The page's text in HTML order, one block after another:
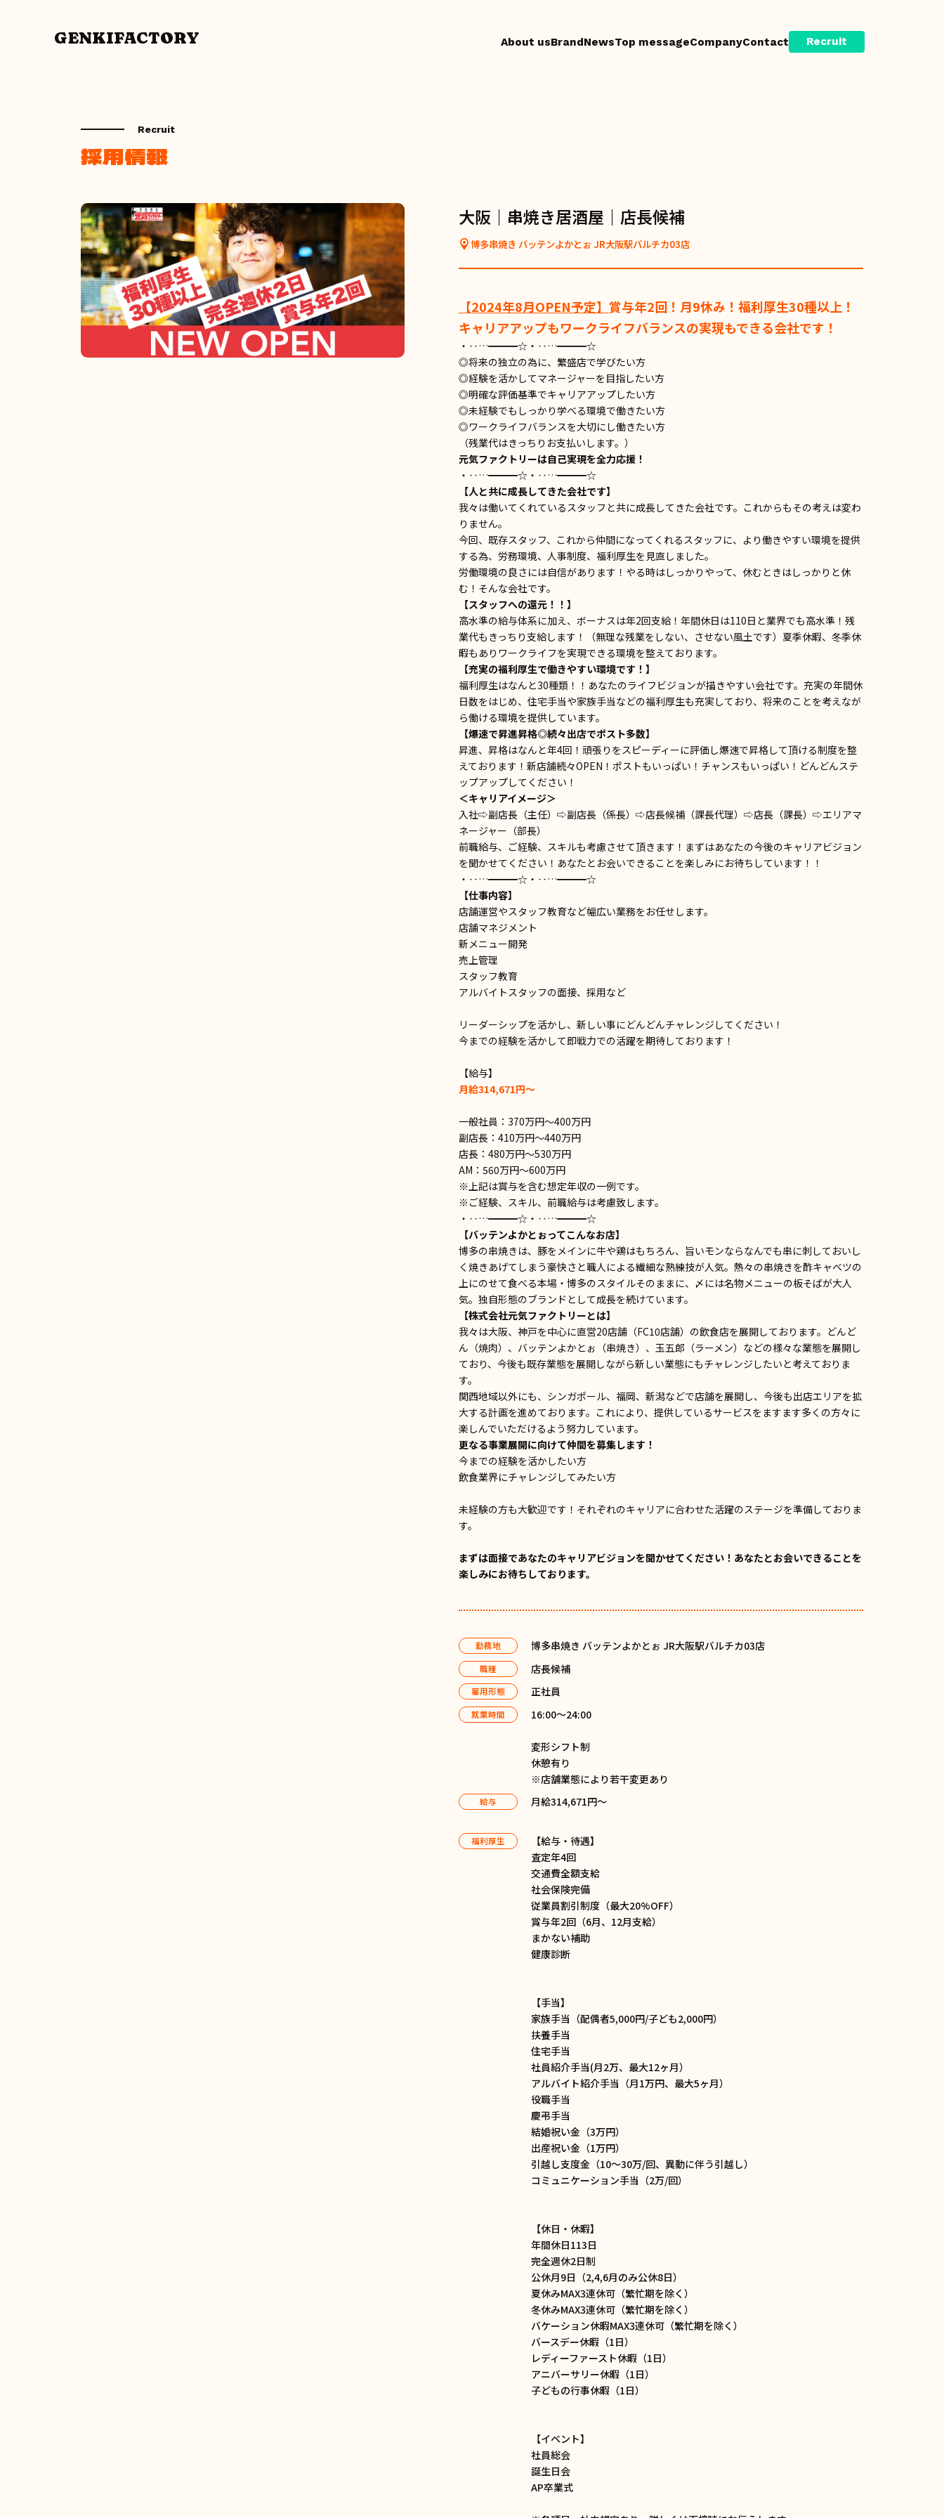
GENKIFACTORY About usBrandNewsTop messageCompanyContact Recruit
Recruit
採用情報
大阪｜串焼き居酒屋｜店長候補
博多串焼き バッテンよかとぉ JR大阪駅バルチカ03店
【2024年8月OPEN予定】 賞与年2回！月9休み！福利厚生30種以上！
キャリアアップもワークライフバランスの実現もできる会社です！
・‥…━━━☆・‥…━━━☆
◎将来の独立の為に、繁盛店で学びたい方
◎経験を活かしてマネージャーを目指したい方
◎明確な評価基準でキャリアアップしたい方
◎未経験でもしっかり学べる環境で働きたい方
◎ワークライフバランスを大切にし働きたい方
（残業代はきっちりお支払いします。）
元気ファクトリーは自己実現を全力応援！
・‥…━━━☆・‥…━━━☆
【人と共に成長してきた会社です】
我々は働いてくれているスタッフと共に成長してきた会社です。これからもその考えは変わ
りません。
今回、既存スタッフ、これから仲間になってくれるスタッフに、より働きやすい環境を提供
する為、労務環境、人事制度、福利厚生を見直しました。
労働環境の良さには自信があります！やる時はしっかりやって、休むときはしっかりと休
む！そんな会社です。
【スタッフへの還元！！】
高水準の給与体系に加え、ボーナスは年2回支給！年間休日は110日と業界でも高水準！残
業代もきっちり支給します！（無理な残業をしない、させない風土です）夏季休暇、冬季休
暇もありワークライフを実現できる環境を整えております。
【充実の福利厚生で働きやすい環境です！】
福利厚生はなんと30種類！！あなたのライフビジョンが描きやすい会社です。充実の年間休
日数をはじめ、住宅手当や家族手当などの福利厚生も充実しており、将来のことを考えなが
ら働ける環境を提供しています。
【爆速で昇進昇格◎続々出店でポスト多数】
昇進、昇格はなんと年4回！頑張りをスピーディーに評価し爆速で昇格して頂ける制度を整
えております！新店舗続々OPEN！ポストもいっぱい！チャンスもいっぱい！どんどんステ
ップアップしてください！
＜キャリアイメージ＞
入社⇨副店長（主任）⇨副店長（係長）⇨店長候補（課長代理）⇨店長（課長）⇨エリアマ
ネージャー（部長）
前職給与、ご経験、スキルも考慮させて頂きます！まずはあなたの今後のキャリアビジョン
を聞かせてください！あなたとお会いできることを楽しみにお待ちしています！！
・‥…━━━☆・‥…━━━☆
【仕事内容】
店舗運営やスタッフ教育など幅広い業務をお任せします。
店舗マネジメント
新メニュー開発
売上管理
スタッフ教育
アルバイトスタッフの面接、採用など
リーダーシップを活かし、新しい事にどんどんチャレンジしてください！
今までの経験を活かして即戦力での活躍を期待しております！
【給与】
月給314,671円～
一般社員：370万円〜400万円
副店長：410万円〜440万円
店長：480万円〜530万円
AM：560万円〜600万円
※上記は賞与を含む想定年収の一例です。
※ご経験、スキル、前職給与は考慮致します。
・‥…━━━☆・‥…━━━☆
【バッテンよかとぉってこんなお店】
博多の串焼きは、豚をメインに牛や鶏はもちろん、旨いモンならなんでも串に刺しておいし
く焼きあげてしまう豪快さと職人による繊細な熟練技が人気。熱々の串焼きを酢キャベツの
上にのせて食べる本場・博多のスタイルそのままに、〆には名物メニューの板そばが大人
気。独自形態のブランドとして成長を続けています。
【株式会社元気ファクトリーとは】
我々は大阪、神戸を中心に直営20店舗（FC10店舗）の飲食店を展開しております。どんど
ん（焼肉）、バッテンよかとぉ（串焼き）、玉五郎（ラーメン）などの様々な業態を展開し
ており、今後も既存業態を展開しながら新しい業態にもチャレンジしたいと考えておりま
す。
関西地域以外にも、シンガポール、福岡、新潟などで店舗を展開し、今後も出店エリアを拡
大する計画を進めております。これにより、提供しているサービスをますます多くの方々に
楽しんでいただけるよう努力しています。
更なる事業展開に向けて仲間を募集します！
今までの経験を活かしたい方
飲食業界にチャレンジしてみたい方
未経験の方も大歓迎です！それぞれのキャリアに合わせた活躍のステージを準備しておりま
す。
まずは面接であなたのキャリアビジョンを聞かせてください！あなたとお会いできることを
楽しみにお待ちしております。
勤務地 博多串焼き バッテンよかとぉ JR大阪駅バルチカ03店
職種 店長候補
雇用形態 正社員
就業時間 16:00〜24:00
変形シフト制
休憩有り
※店舗業態により若干変更あり
給与 月給314,671円～
福利厚生
【給与・待遇】
査定年4回
交通費全額支給
社会保険完備
従業員割引制度（最大20%OFF）
賞与年2回（6月、12月支給）
まかない補助
健康診断
【手当】
家族手当（配偶者5,000円/子ども2,000円）
扶養手当
住宅手当
社員紹介手当(月2万、最大12ヶ月）
アルバイト紹介手当（月1万円、最大5ヶ月）
役職手当
慶弔手当
結婚祝い金（3万円）
出産祝い金（1万円）
引越し支度金（10〜30万/回、異動に伴う引越し）
コミュニケーション手当（2万/回）
【休日・休暇】
年間休日113日
完全週休2日制
公休月9日（2,4,6月のみ公休8日）
夏休みMAX3連休可（繁忙期を除く）
冬休みMAX3連休可（繁忙期を除く）
バケーション休暇MAX3連休可（繁忙期を除く）
バースデー休暇（1日）
レディーファースト休暇（1日）
アニバーサリー休暇（1日）
子どもの行事休暇（1日）
【イベント】
社員総会
誕生日会
AP卒業式